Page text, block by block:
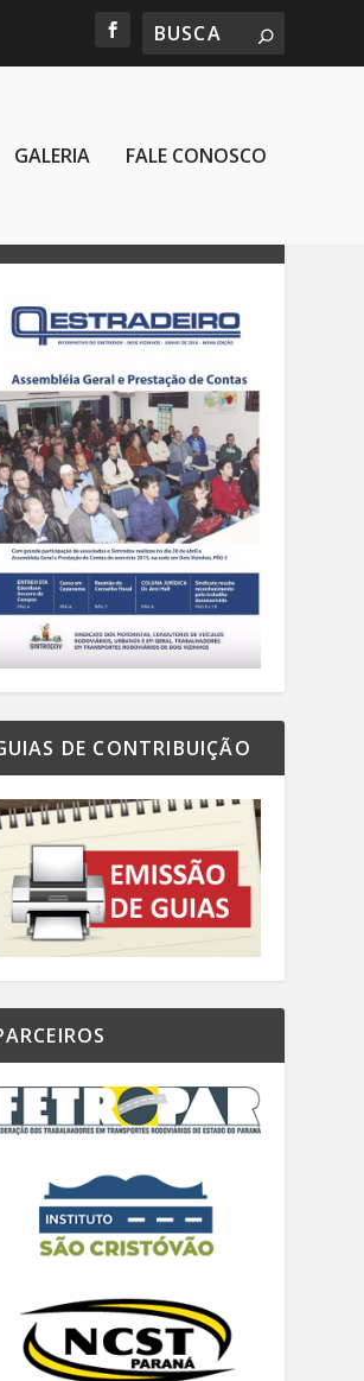
GALERIA FALE CONOSCO
DE CONTRIBUIÇÃO